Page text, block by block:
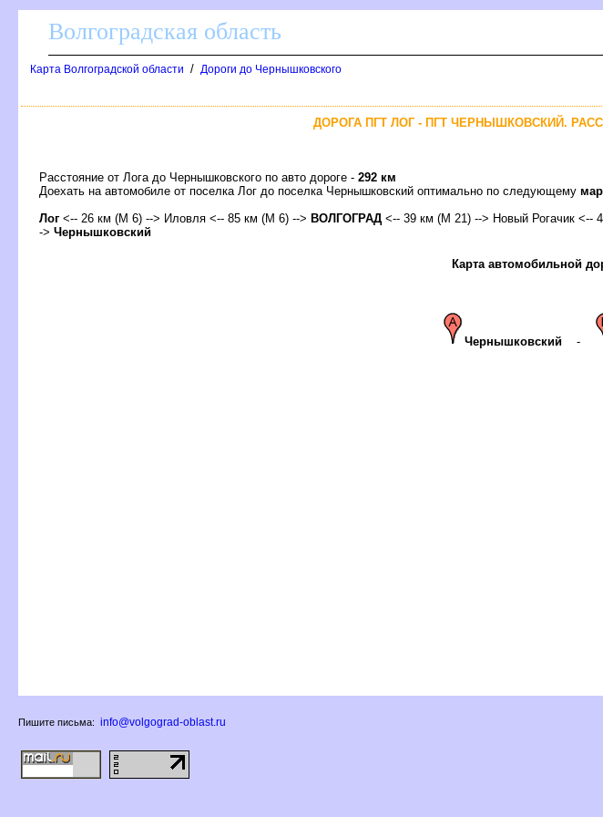
олгоградская область
Карта Волгоградской области / Дороги до Чернышковского
ДОРОГА ПГТ ЛОГ - ПГТ ЧЕРНЫШКОВСКИЙ.
Расстояние от Лога до Чернышковского по авто дороге - 292 км
Доехать на автомобиле от поселка Лог до поселка Чернышковский оптимально по следующему
Ло <-- 26 км (М 6) --> Иловля <-- 85 км (М 6) --> ОЛГОГРАД <-- 39 км (М 21) --> Новый Рогачик <--
-> Чернышковский
Карта автомобильной
Чернышковский-
Пишите письма: info@volgograd-oblast.ru